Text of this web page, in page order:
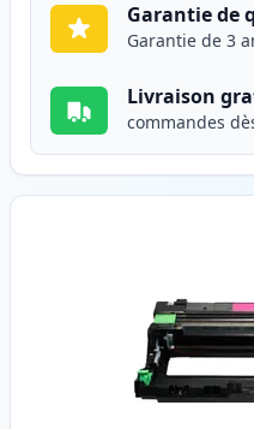
Garantie de
Garantie de 3
Livraison
commandes